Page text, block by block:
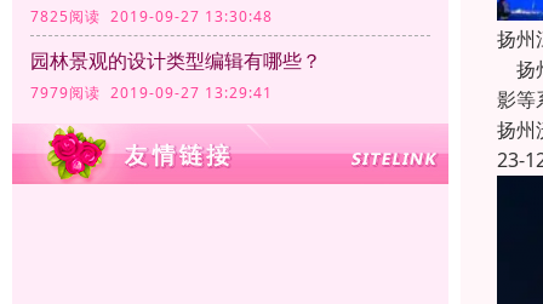
7825阅读 2019-09-27 13:30:48
园林景观的设计类型编辑有哪些？
7979阅读 2019-09-27 13:29:41
扬州
扬
影等
扬州
23-